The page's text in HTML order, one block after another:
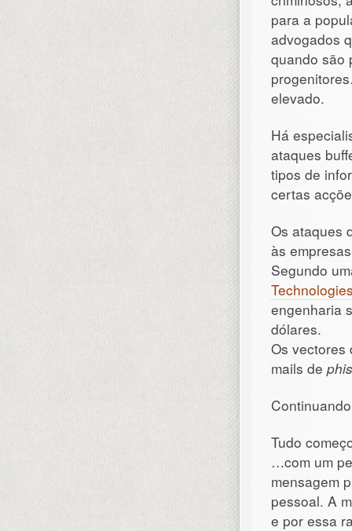
para a
advogados
quando são
elevado.
Há
ataques
tipos de
certas
Os ataques
às
Segundo
engenharia
dólares.
Os vectores
mails de
Tudo
…com um
mensagem
pessoal. A
e por essa